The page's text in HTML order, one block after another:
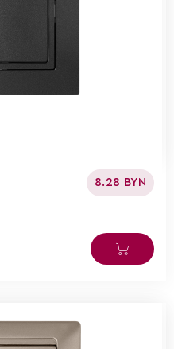
8.28 BYN